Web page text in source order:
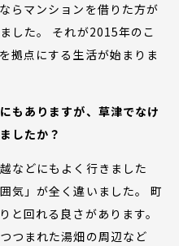
らマンションを借りた方が
した。 それが2015年のこ
拠点にする生活が始まりま
もありますが、草津でなけ
したか？
などにもよく行きました
気」が全く違いました。 町
と回れる良さがあります。
つまれた湯畑の周辺など